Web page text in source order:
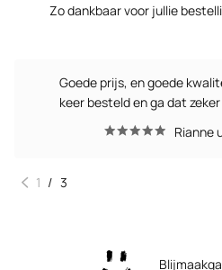
Sieraden
Met de bijzondere betekenis is het
dragen. Hoe kan je dat nou beter
in de vorm van een sieraad de
makkelijk ziet. Misschien is een
Zo dankbaar voor jullie
Goede prijs, en goede
keer besteld en ga dat
Rianne
1 / 3